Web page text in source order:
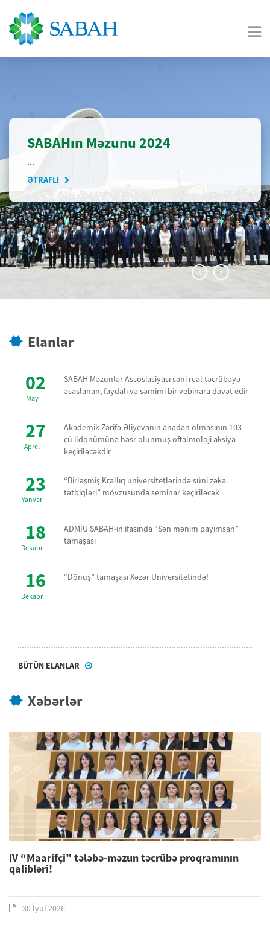
SABAHın Məzunu 2024
...
ƏTRAFLI
Elanlar
02
May
SABAH Məzunlar Assosiasiyası səni real təcrübəyə
əsaslanan, faydalı və səmimi bir vebinara dəvət edir
27
Aprel
Akademik Zərifə Əliyevanın anadan olmasının 103-
cü ildönümünə həsr olunmuş oftalmoloji aksiya
keçiriləcəkdir
23
Yanvar
“Birləşmiş Krallıq universitetlərində süni zəka
tətbiqləri” mövzusunda seminar keçiriləcək
18
Dekabr
ADMİU SABAH-ın ifasında “Sən mənim payımsan”
tamaşası
16
Dekabr
“Dönüş” tamaşası Xəzər Universitetində!
BÜTÜN ELANLAR
Xəbərlər
IV “Maarifçi” tələbə-məzun təcrübə proqramının
qalibləri!
30 İyul 2026